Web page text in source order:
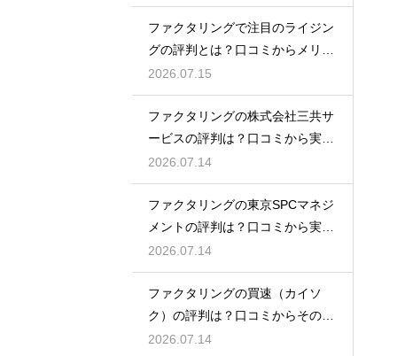
ファクタリングで注目のライジン
グの評判とは？口コミからメリッ
トを徹底解説
2026.07.15
ファクタリングの株式会社三共サ
ービスの評判は？口コミから実態
を徹底解説
2026.07.14
ファクタリングの東京SPCマネジ
メントの評判は？口コミから実態
を徹底解説
2026.07.14
ファクタリングの買速（カイソ
ク）の評判は？口コミからその実
態を徹底解説
2026.07.14